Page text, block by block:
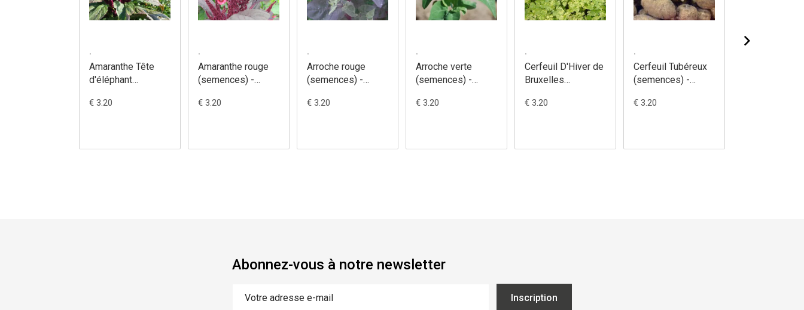
.
Amaranthe Tête
d'éléphant
Amaranthus
€ 3.20
.
Amaranthe rouge
(semences) -
cruentus
€ 3.20
.
Arroche rouge
(semences) -
€ 3.20
.
Arroche verte
(semences) -
€ 3.20
.
Cerfeuil D'Hiver de
Bruxelles
Anthriscus
€ 3.20
.
Cerfeuil Tubéreux
(semences) -
bulbosum
€ 3.20
Abonnez-vous à notre newsletter
Inscription